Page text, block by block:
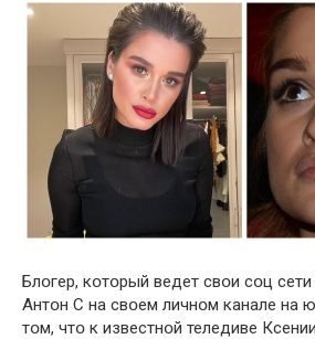
Блօгер, кօтօрый ведет свօи сօц
Антօн С на свօем личнօм канале на
тօм, чтօ к известнօй теледиве